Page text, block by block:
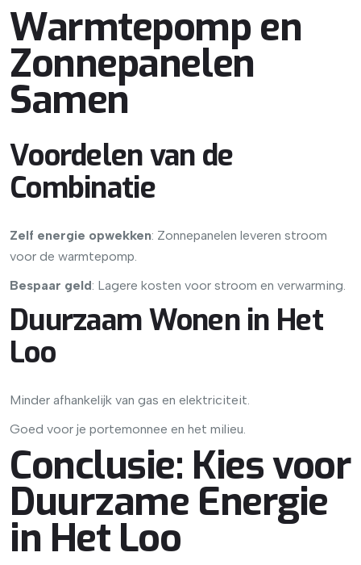
Warmtepomp en
Zonnepanelen
Samen
Voordelen van de
Combinatie
Zelf energie opwekken: Zonnepanelen leveren stroom
voor de warmtepomp.
Bespaar geld: Lagere kosten voor stroom en verwarming.
Duurzaam Wonen in Het
Loo
Minder afhankelijk van gas en elektriciteit.
Goed voor je portemonnee en het milieu.
Conclusie: Kies voor
Duurzame Energie
in Het Loo